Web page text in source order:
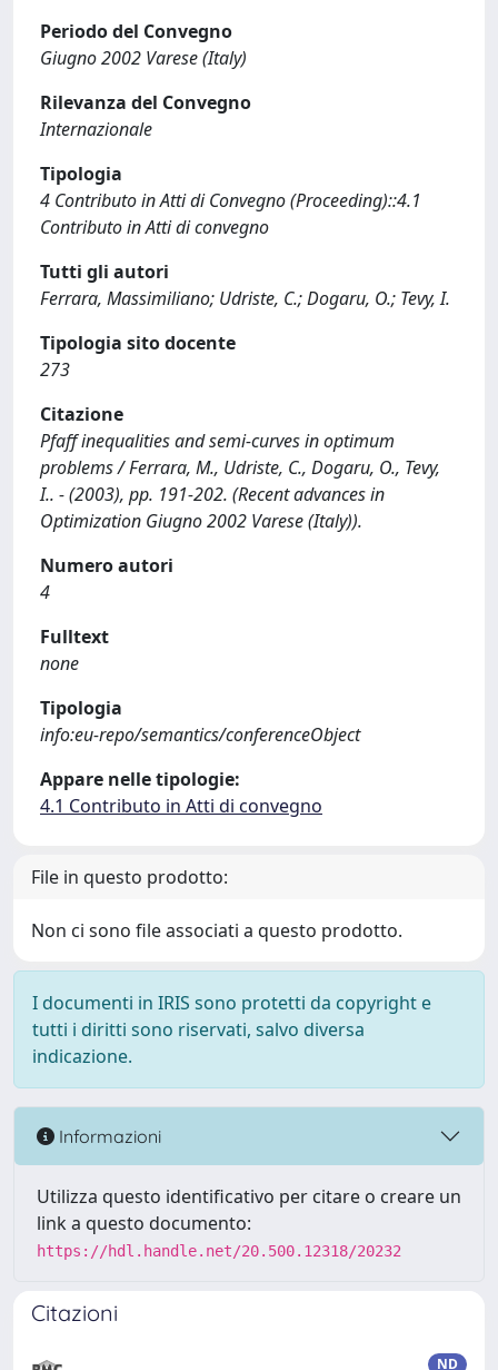
Periodo del Convegno
Giugno 2002 Varese (Italy)
Rilevanza del Convegno
Internazionale
Tipologia
4 Contributo in Atti di Convegno (Proceeding)::4.1
Contributo in Atti di convegno
Tutti gli autori
Ferrara, Massimiliano; Udriste, C.; Dogaru, O.; Tevy, I.
Tipologia sito docente
273
Citazione
Pfaff inequalities and semi-curves in optimum
problems / Ferrara, M., Udriste, C., Dogaru, O., Tevy,
I.. - (2003), pp. 191-202. (Recent advances in
Optimization Giugno 2002 Varese (Italy)).
Numero autori
4
Fulltext
none
Tipologia
info:eu-repo/semantics/conferenceObject
Appare nelle tipologie:
4.1 Contributo in Atti di convegno
File in questo prodotto:
Non ci sono file associati a questo prodotto.
I documenti in IRIS sono protetti da copyright e
tutti i diritti sono riservati, salvo diversa
indicazione.
Informazioni
Utilizza questo identificativo per citare o creare un
link a questo documento:
https://hdl.handle.net/20.500.12318/20232
Citazioni
ND